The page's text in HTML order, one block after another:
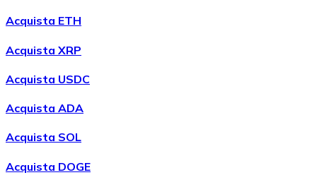
Acquista ETH
Acquista XRP
Acquista USDC
Acquista ADA
Acquista SOL
Acquista DOGE